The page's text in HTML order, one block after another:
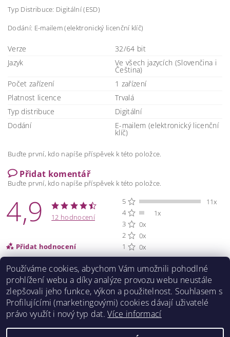
Typ Distribuce: Digitální (ESD)
Dodání: E-mailem (elektronický licenční klíč)
Verze
32/64 bit
Jazyk
Ve všech jazycích (Slovenčina i
Čeština)
Počet zařízení
1 zařízení
Platnost licence
Trvalá
Typ distribuce
Digitální
Dodání
E-mailem (elektronický licenční
klíč)
Buďte první, kdo napíše příspěvek k této položce.
Přidat komentář
Buďte první, kdo napíše příspěvek k této položce.
4,9 12 hodnocení
Přidat hodnocení
5
11x
4
1x
3
0x
2
0x
1
0x
Používáme cookies, abychom Vám umožnili pohodlné
prohlížení webu a díky analýze provozu webu neustále
zlepšovali jeho funkce, výkon a použitelnost. Souhlasem s
Profilujícími (marketingovými) cookies dávají uživatelé
právo využít i nový typ dat. Více informací